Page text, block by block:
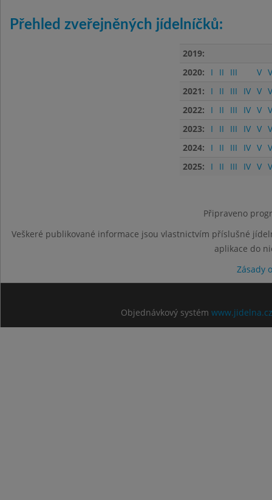
Přehled zveřejněných jídelníčků:
2019:
2020:
I II III V
2021:
I II III IV V
2022:
I II III IV V
2023:
I II III IV V
2024:
I II III IV V
2025:
I II III IV V
Připraveno
Veškeré publikované informace jsou vlastnictvím příslušné
aplikace do
Zásady
Objednávkový systém www.jidelna.cz